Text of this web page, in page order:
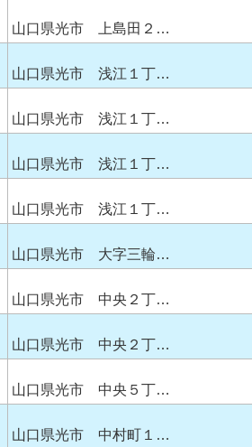
山口県光市 上島田２…
山口県光市 浅江１丁…
山口県光市 浅江１丁…
山口県光市 浅江１丁…
山口県光市 浅江１丁…
山口県光市 大字三輪…
山口県光市 中央２丁…
山口県光市 中央２丁…
山口県光市 中央５丁…
山口県光市 中村町１…